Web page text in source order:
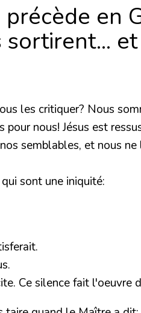
en
les critiquer? Nous
nous! Jésus est
semblables, et nous
sont une iniquité:
Ce silence fait l'oeuvre